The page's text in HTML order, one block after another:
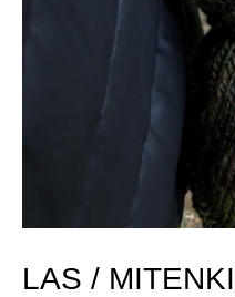
LAS / MITENKI